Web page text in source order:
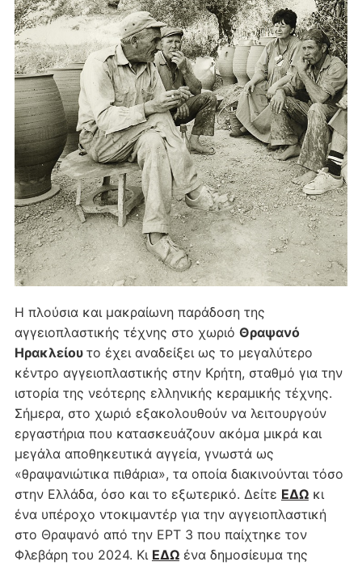
Η πλούσια και μακραίωνη παράδοση της
αγγειοπλαστικής τέχνης στο χωριό Θραψανό
Ηρακλείου το έχει αναδείξει ως το μεγαλύτερο
κέντρο αγγειοπλαστικής στην Κρήτη, σταθμό για την
ιστορία της νεότερης ελληνικής κεραμικής τέχνης.
Σήμερα, στο χωριό εξακολουθούν να λειτουργούν
εργαστήρια που κατασκευάζουν ακόμα μικρά και
μεγάλα αποθηκευτικά αγγεία, γνωστά ως
«θραψανιώτικα πιθάρια», τα οποία διακινούνται τόσο
στην Ελλάδα, όσο και το εξωτερικό. Δείτε ΕΔΩκι
ένα υπέροχο ντοκιμαντέρ για την αγγειοπλαστική
στο Θραψανό από την ΕΡΤ 3 που παίχτηκε τον
Φλεβάρη του 2024. Κι ΕΔΩένα δημοσίευμα της